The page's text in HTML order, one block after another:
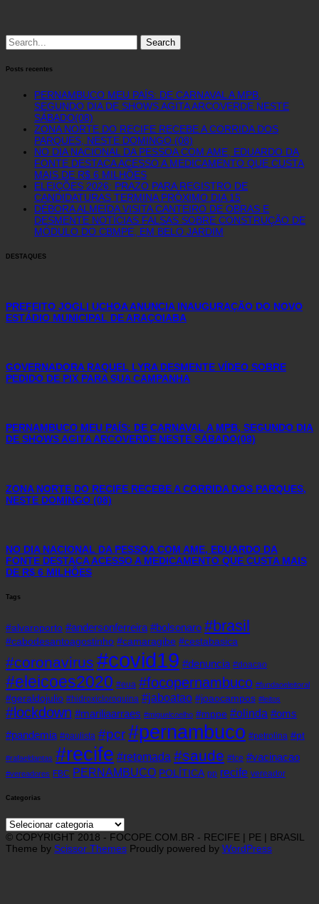
Search
for:
Posts recentes
PERNAMBUCO MEU PAÍS: DE CARNAVAL A MPB,
SEGUNDO DIA DE SHOWS AGITA ARCOVERDE NESTE
SÁBADO(08)
ZONA NORTE DO RECIFE RECEBE A CORRIDA DOS
PARQUES, NESTE DOMINGO (08)
NO DIA NACIONAL DA PESSOA COM AME, EDUARDO DA
FONTE DESTACA ACESSO A MEDICAMENTO QUE CUSTA
MAIS DE R$ 6 MILHÕES
ELEIÇÕES 2026: PRAZO PARA REGISTRO DE
CANDIDATURAS TERMINA PRÓXIMO DIA 15
DÉBORA ALMEIDA VISITA CANTEIRO DE OBRAS E
DESMENTE NOTÍCIAS FALSAS SOBRE CONSTRUÇÃO DE
MÓDULO DO CBMPE, EM BELO JARDIM
DESTAQUES
PREFEITO JOGLI UCHOA ANUNCIA INAUGURAÇÃO DO NOVO
ESTÁDIO MUNICIPAL DE ARAÇOIABA
GOVERNADORA RAQUEL LYRA DESMENTE VÍDEO SOBRE
PEDIDO DE PIX PARA SUA CAMPANHA
PERNAMBUCO MEU PAÍS: DE CARNAVAL A MPB, SEGUNDO DIA
DE SHOWS AGITA ARCOVERDE NESTE SÁBADO(08)
ZONA NORTE DO RECIFE RECEBE A CORRIDA DOS PARQUES,
NESTE DOMINGO (08)
NO DIA NACIONAL DA PESSOA COM AME, EDUARDO DA
FONTE DESTACA ACESSO A MEDICAMENTO QUE CUSTA MAIS
DE R$ 6 MILHÕES
Tags
#alvaroporto #andersonferreira #bolsonaro #brasil
#cabodesantoagostinho #camaragibe #cestabasica
#coronavirus #covid19 #denuncia #doacao
#eleicoes2020 #eua #focopernambuco #fundaoeleitoral
#geraldojulio #hidroxicloroquina #jaboatao #joaocampos #leitos
#lockdown #mariliaarraes #miguelcoelho #mppe #olinda #oms
#pandemia #paulista #pcr#pernambuco #petrolina #pt
#rafaeldantas #recife #retomada #saude #tce #vacinacao
#vereadores FBC PERNAMBUCO POLÍTICA pp recife vereador
Categorias
Categorias
© COPYRIGHT 2018 - FOCOPE.COM.BR - RECIFE | PE | BRASIL
Theme by Scissor Themes Proudly powered by WordPress